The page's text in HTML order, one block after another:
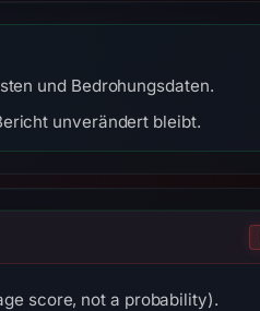
und Bedrohungsdaten.
unverändert bleibt.
score, not a probability).